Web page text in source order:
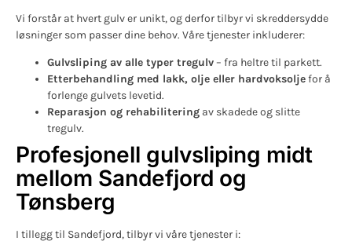
Vi forstår at hvert gulv er unikt, og derfor tilbyr vi skreddersydde
løsninger som passer dine behov. Våre tjenester inkluderer:
Gulvsliping av alle typer tregulv– fra heltre til parkett.
Etterbehandling med lakk, olje eller hardvoksoljefor å
forlenge gulvets levetid.
Reparasjon og rehabilitering av skadede og slitte
tregulv.
Profesjonell gulvsliping midt
mellom Sandefjord og
Tønsberg
I tillegg til Sandefjord, tilbyr vi våre tjenester i: